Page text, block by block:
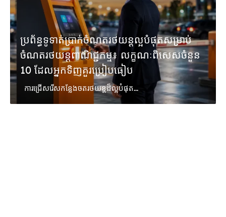
ប្រព័ន្ធទូទាត់ប្រាក់ចំណតរថយន្តល្អបំផុតសម្រាប់
ចំណតរថយន្តពាណិជ្ជកម្ម៖ លក្ខណៈពិសេសចំនួន
10 ដែលអ្នកទិញគួរប្រៀបធៀប
ការជ្រើសរើសកន្លែងចតរថយន្តដ៏ល្អបំផុត...